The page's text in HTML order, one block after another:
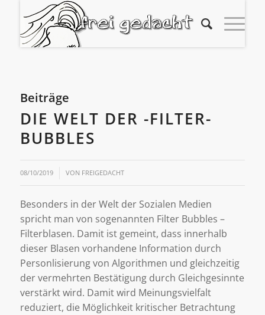
Beiträge
DIE WELT DER -FILTER-
BUBBLES
08/10/2019 VON FREIGEDACHT
Besonders in der Welt der Sozialen Medien
spricht man von sogenannten Filter Bubbles –
Filterblasen. Damit ist gemeint, dass innerhalb
dieser Blasen vorhandene Information durch
Personlisierung von Algorithmen und gleichzeitig
der vermehrten Bestätigung durch Gleichgesinnte
verstärkt wird. Damit wird Meinungsvielfalt
reduziert, die Möglichkeit kritischer Betrachtung